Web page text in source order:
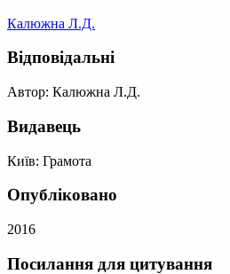
Калюжна Л.Д.
Відповідальні
Автор: Калюжна Л.Д.
Видавець
Київ: Грамота
Опубліковано
2016
Посилання для цитування